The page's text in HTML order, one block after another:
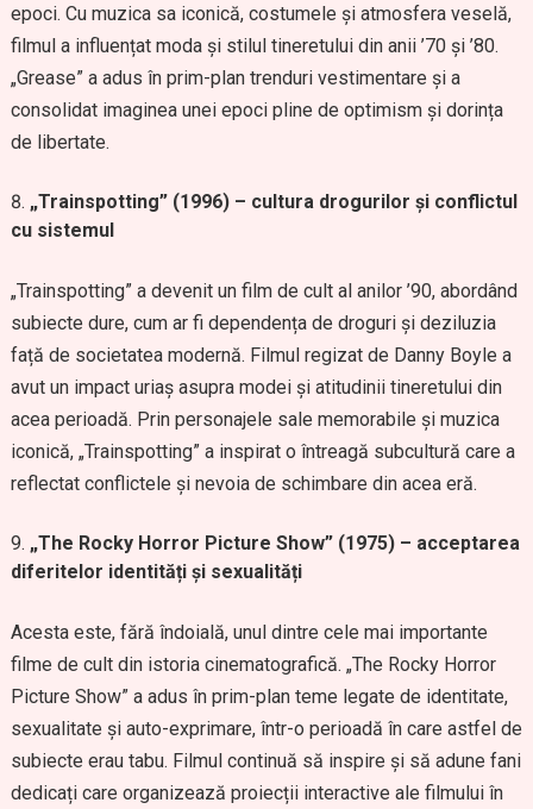
epoci. Cu muzica sa iconică, costumele și atmosfera veselă,
filmul a influențat moda și stilul tineretului din anii ’70 și ’80.
„Grease” a adus în prim-plan trenduri vestimentare și a
consolidat imaginea unei epoci pline de optimism și dorința
de libertate.
„Trainspotting” (1996) – cultura drogurilor și conflictul
cu sistemul
„Trainspotting” a devenit un film de cult al anilor ’90, abordând
subiecte dure, cum ar fi dependența de droguri și deziluzia
față de societatea modernă. Filmul regizat de Danny Boyle a
avut un impact uriaș asupra modei și atitudinii tineretului din
acea perioadă. Prin personajele sale memorabile și muzica
iconică, „Trainspotting” a inspirat o întreagă subcultură care a
reflectat conflictele și nevoia de schimbare din acea eră.
„The Rocky Horror Picture Show” (1975) – acceptarea
diferitelor identități și sexualități
Acesta este, fără îndoială, unul dintre cele mai importante
filme de cult din istoria cinematografică. „The Rocky Horror
Picture Show” a adus în prim-plan teme legate de identitate,
sexualitate și auto-exprimare, într-o perioadă în care astfel de
subiecte erau tabu. Filmul continuă să inspire și să adune fani
dedicați care organizează proiecții interactive ale filmului în